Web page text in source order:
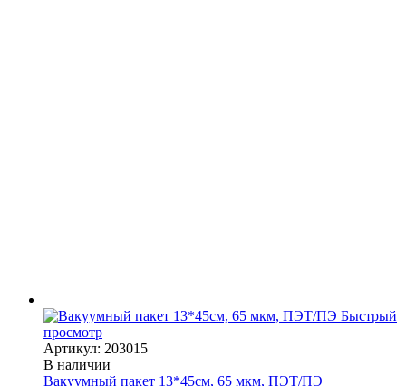
Быстрый
просмотр
Артикул: 203015
В наличии
Вакуумный пакет 13*45см, 65 мкм, ПЭТ/ПЭ